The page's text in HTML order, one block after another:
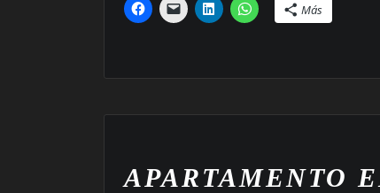
Más
APARTAMENTO